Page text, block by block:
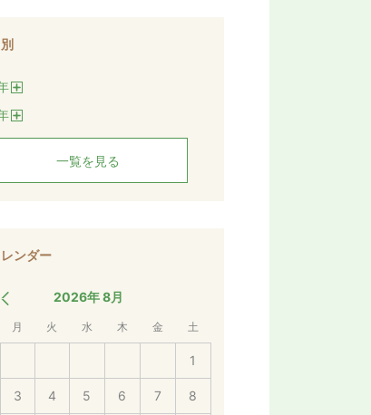
一覧を見る
ンダー
2026年 8月
月 火 水 木 金 土
1
3 4 5 6 7 8